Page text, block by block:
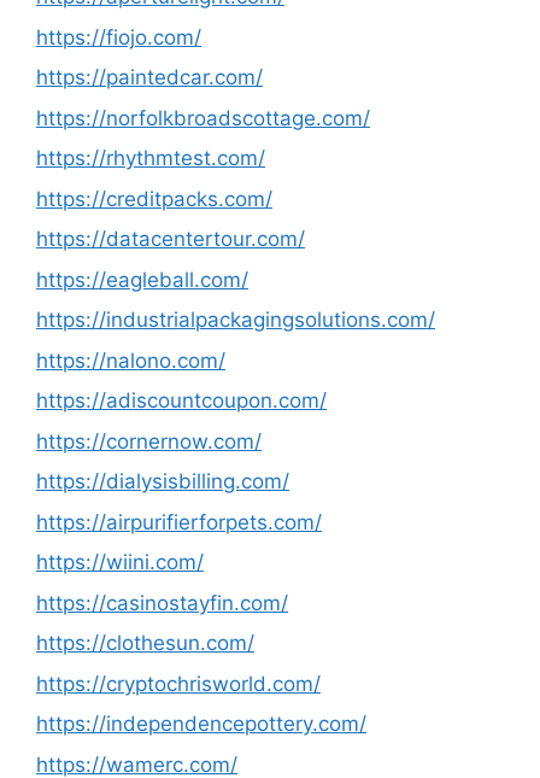
https://fiojo.com/
https://paintedcar.com/
https://norfolkbroadscottage.com/
https://rhythmtest.com/
https://creditpacks.com/
https://datacentertour.com/
https://eagleball.com/
https://industrialpackagingsolutions.com/
https://nalono.com/
https://adiscountcoupon.com/
https://cornernow.com/
https://dialysisbilling.com/
https://airpurifierforpets.com/
https://wiini.com/
https://casinostayfin.com/
https://clothesun.com/
https://cryptochrisworld.com/
https://independencepottery.com/
https://wamerc.com/